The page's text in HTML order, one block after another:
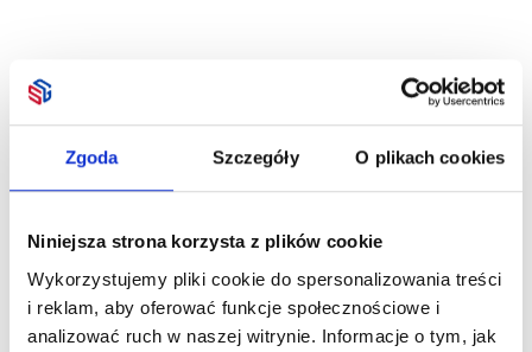
Zgoda Szczegóły O plikach cookies
Niniejsza strona korzysta z plików cookie
Wykorzystujemy pliki cookie do spersonalizowania treści
i reklam, aby oferować funkcje społecznościowe i
analizować ruch w naszej witrynie. Informacje o tym, jak